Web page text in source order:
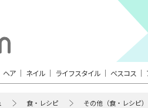
ヘア ネイル ライフスタイル ベスコス
食・レシピ その他（食・レシピ）